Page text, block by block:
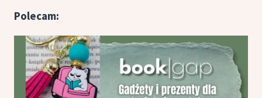
Polecam: